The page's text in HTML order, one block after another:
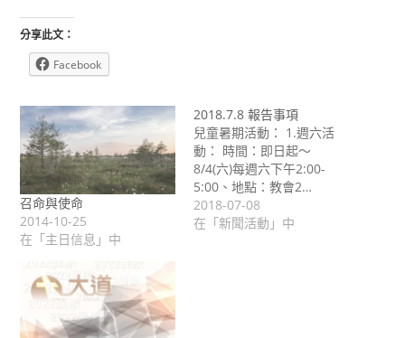
分享此文：
Facebook
召命與使命
2014-10-25
在「主日信息」中
2018.7.8 報告事項
兒童暑期活動： 1.週六活
動： 時間：即日起～
8/4(六)每週六下午2:00-
5:00、地點：教會2…
2018-07-08
在「新聞活動」中